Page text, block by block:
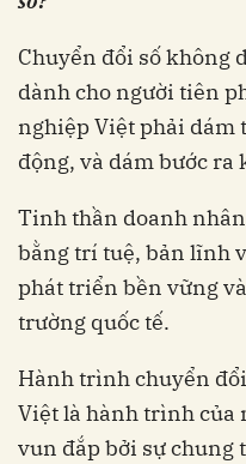
Chuyển đổi số không
dành cho người tiên
nghiệp Việt phải dám
động, và dám bước ra
Tinh thần doanh
bằng trí tuệ, bản lĩnh
phát triển bền vững
trường quốc tế.
Hành trình chuyển
Việt là hành trình
vun đắp bởi sự chung